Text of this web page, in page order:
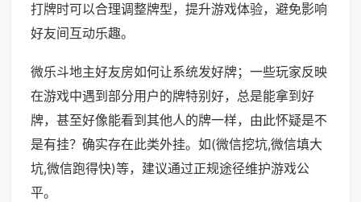
打牌时可以合理调整牌型，提升游戏体验，避免影响
好友间互动乐趣。
微乐斗地主好友房如何让系统发好牌；一些玩家反映
在游戏中遇到部分用户的牌特别好，总是能拿到好
牌，甚至好像能看到其他人的牌一样，由此怀疑是不
是有挂？确实存在此类外挂。如(微信挖坑,微信填大
坑,微信跑得快)等，建议通过正规途径维护游戏公
平。